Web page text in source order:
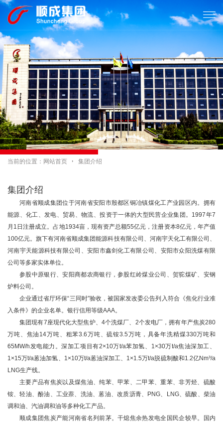

当前的位置： 网站首页  集团介绍
集团介绍
河南省顺成集团位于河南省安阳市殷都区铜冶镇煤化工产业园区内。拥有
能源、化工、发电、贸易、物流、投资于一体的大型民营企业集团。1997年7
月1日注册成立。占地1934亩，现有资产总额55亿元，注册资本8亿元，年产值
100亿元。旗下有河南省顺成集团能源科技有限公司、河南宇天化工有限公司、
河南宇天能源科技有限公司、安阳市鑫剑化工有限公司、安阳市众阳洗煤有限
公司等多家实体单位。
参股中原银行、安阳商都农商银行，参股红岭煤业公司、贺驼煤矿、安钢
炉料公司。
企业通过省厅环保“三同时”验收，被国家发改委公告列入符合《焦化行业准
入条件》的企业名单。银行信用等级AAA。
集团现有7座现代化大型焦炉、4个洗煤厂、2个发电厂，拥有年产焦炭280
万吨、焦油14万吨、粗苯3.6万吨、硫铵3.5万吨，具备年洗精煤330万吨和
65MW/h发电能力。深加工项目有2×10万t/a苯加氢、1×30万t/a焦油深加工、
1×15万t/a蒽油加氢、1×10万t/a蒽油深加工、1×1.5万t/a脱硫制酸和1.2亿Nm³/a
LNG生产线。
主要产品有焦炭以及煤焦油、纯苯、甲苯、二甲苯、重苯、非芳烃、硫酸
铵、轻油、酚油、工业萘、洗油、蒽油、改质沥青、PNG、LNG、硫酸、柴油
调和油、汽油调和油等多种化工产品。
顺成集团焦炭产能河南省名列前茅。干熄焦余热发电全国民企较早。国内